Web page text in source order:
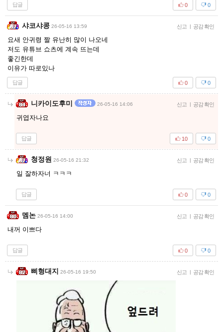
답글 0
0
샤코샤콩 26-05-16 13:59 신고 | 공감 확인
요새 안귀령 짤 유난히 많이 나오네
저도 유튜브 쇼츠에 계속 뜨는데
좋긴한데
이유가 따로있나
답글 0
0
니카이도후미 26-05-16 14:06 신고 | 공감 확인
귀엽자나요
답글 0
10
청정원 26-05-16 21:32 신고 | 공감 확인
일 잘하자너 ㅋㅋㅋ
답글 0
0
멤논 26-05-16 14:00 신고 | 공감 확인
내꺼 이쁘다
답글 0
0
삐형대지 26-05-16 19:50 신고 | 공감 확인